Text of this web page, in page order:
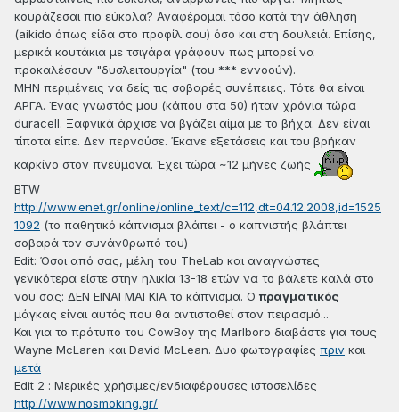
κουράζεσαι πιο εύκολα? Αναφέρομαι τόσο κατά την άθληση
(aikido όπως είδα στο προφίλ σου) όσο και στη δουλειά. Επίσης,
μερικά κουτάκια με τσιγάρα γράφουν πως μπορεί να
προκαλέσουν "δυσλειτουργία" (του *** εννοούν).
ΜΗΝ περιμένεις να δείς τις σοβαρές συνέπειες. Τότε θα είναι
ΑΡΓΑ. Ένας γνωστός μου (κάπου στα 50) ήταν χρόνια τώρα
duracell. Ξαφνικά άρχισε να βγάζει αίμα με το βήχα. Δεν είναι
τίποτα είπε. Δεν περνούσε. Έκανε εξετάσεις και του βρήκαν
καρκίνο στον πνεύμονα. Έχει τώρα ~12 μήνες ζωής
ΒΤW
http://www.enet.gr/online/online_text/c=112,dt=04.12.2008,id=1525
1092 (το παθητικό κάπνισμα βλάπει - ο καπνιστής βλάπτει
σοβαρά τον συνάνθρωπό του)
Edit: Όσοι από σας, μέλη του TheLab και αναγνώστες
γενικότερα είστε στην ηλικία 13-18 ετών να το βάλετε καλά στο
νου σας: ΔΕΝ ΕΙΝΑΙ ΜΑΓΚΙΑ το κάπνισμα. Ο πραγματικός
μάγκας είναι αυτός που θα αντισταθεί στον πειρασμό...
Και για το πρότυπο του CowBoy της Marlboro διαβάστε για τους
Wayne McLaren και David McLean. Δυο φωτογραφίες πριν και
μετά
Edit 2 : Μερικές χρήσιμες/ενδιαφέρουσες ιστοσελίδες
http://www.nosmoking.gr/